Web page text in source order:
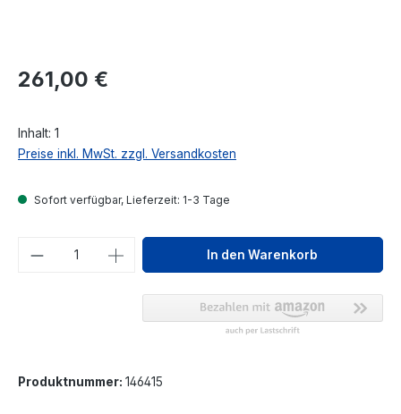
Regulärer Preis:
261,00 €
Inhalt: 1
Preise inkl. MwSt. zzgl. Versandkosten
Sofort verfügbar, Lieferzeit: 1-3 Tage
Produkt Anzahl: Gib denIn den Warenkorb
Produktnummer: 146415